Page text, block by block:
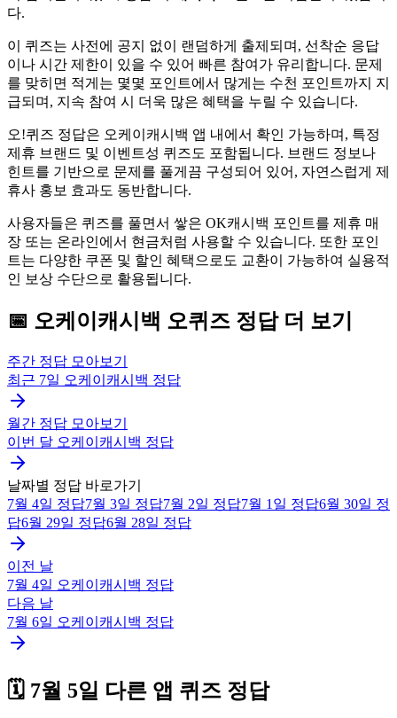
다.
이 퀴즈는 사전에 공지 없이 랜덤하게 출제되며, 선착순 응답
이나 시간 제한이 있을 수 있어 빠른 참여가 유리합니다. 문제
를 맞히면 적게는 몇몇 포인트에서 많게는 수천 포인트까지 지
급되며, 지속 참여 시 더욱 많은 혜택을 누릴 수 있습니다.
오!퀴즈 정답은 오케이캐시백 앱 내에서 확인 가능하며, 특정
제휴 브랜드 및 이벤트성 퀴즈도 포함됩니다. 브랜드 정보나
힌트를 기반으로 문제를 풀게끔 구성되어 있어, 자연스럽게 제
휴사 홍보 효과도 동반합니다.
사용자들은 퀴즈를 풀면서 쌓은 OK캐시백 포인트를 제휴 매
장 또는 온라인에서 현금처럼 사용할 수 있습니다. 또한 포인
트는 다양한 쿠폰 및 할인 혜택으로도 교환이 가능하여 실용적
인 보상 수단으로 활용됩니다.
📅 오케이캐시백 오퀴즈 정답 더 보기
주간 정답 모아보기
최근 7일 오케이캐시백 정답
월간 정답 모아보기
이번 달 오케이캐시백 정답
날짜별 정답 바로가기
7월 4일 정답7월 3일 정답7월 2일 정답7월 1일 정답6월 30일 정
답6월 29일 정답6월 28일 정답
이전 날
7월 4일 오케이캐시백 정답
다음 날
7월 6일 오케이캐시백 정답
🗓️ 7월 5일 다른 앱 퀴즈 정답